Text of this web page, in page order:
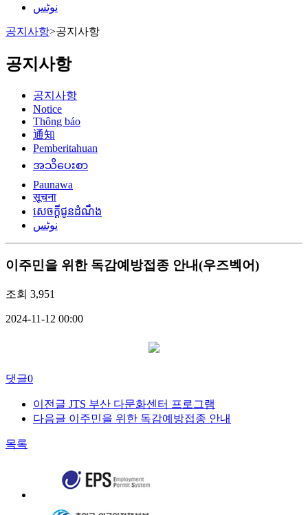
نوٹس
공지사항>공지사항
공지사항
공지사항
Notice
Thông báo
通知
Pemberitahuan
အသိပေးစာ
Paunawa
सूचना
សេចក្តីជូនដំណឹង
نوٹس
이주민을 위한 독감예방접종 안내(우즈벡어)
조회 3,951
2024-11-12 00:00
댓글0
이전글 JTS 부산 다문화센터 프로그램
다음글 이주민을 위한 독감예방접종 안내
목록